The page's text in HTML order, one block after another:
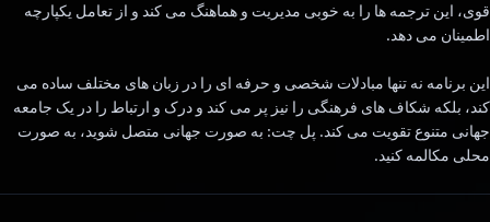
قوی، این ترجمه ها را به خوبی مدیریت و هماهنگ می کند و از تعامل یکپارچه
اطمینان می دهد.
این برنامه نه تنها مبادلات شخصی و حرفه ای را در زبان های مختلف ساده می
کند، بلکه شکاف های فرهنگی را نیز پر می کند و درک و ارتباط را در یک جامعه
جهانی متنوع تقویت می کند. پل چت: به صورت جهانی متصل شوید، به صورت
محلی مکالمه کنید.